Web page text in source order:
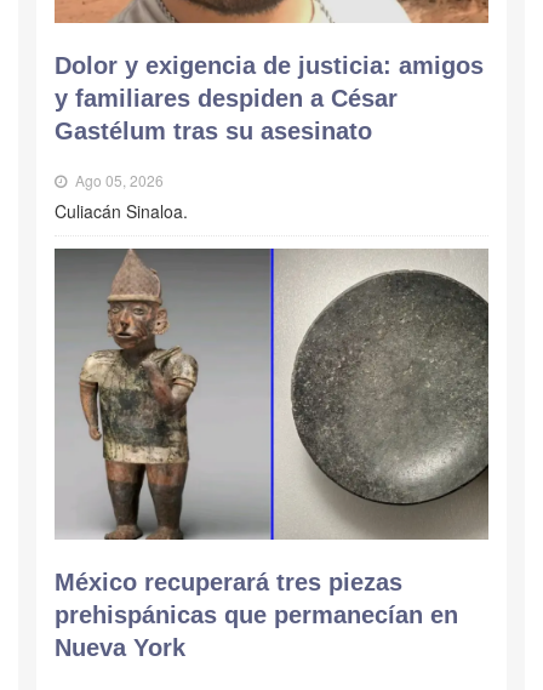
Dolor y exigencia de justicia: amigos
y familiares despiden a César
Gastélum tras su asesinato
Ago 05, 2026
Culiacán Sinaloa.
México recuperará tres piezas
prehispánicas que permanecían en
Nueva York